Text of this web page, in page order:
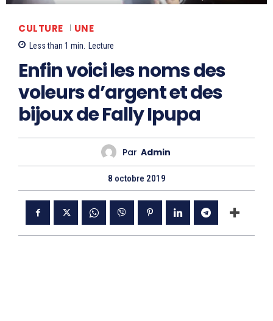
CULTURE UNE
Less than 1 min. Lecture
Enfin voici les noms des
voleurs d’argent et des
bijoux de Fally Ipupa
Par Admin
8 octobre 2019